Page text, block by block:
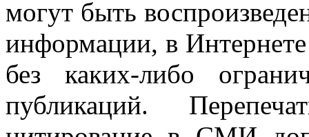
могут быть
информации, в
без каких-либо
публикаций.